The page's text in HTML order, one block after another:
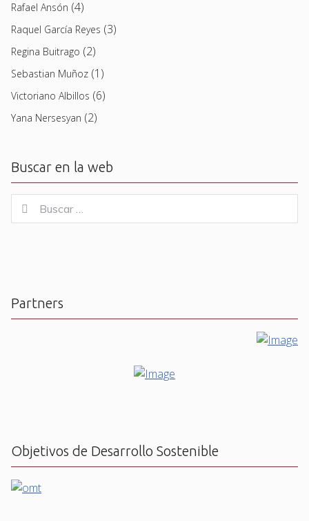
Rafael Ansón (4)
Raquel García Reyes (3)
Regina Buitrago (2)
Sebastian Muñoz (1)
Victoriano Albillos (6)
Yana Nersesyan (2)
Buscar en la web
for:
Buscar
Partners
Objetivos de Desarrollo Sostenible